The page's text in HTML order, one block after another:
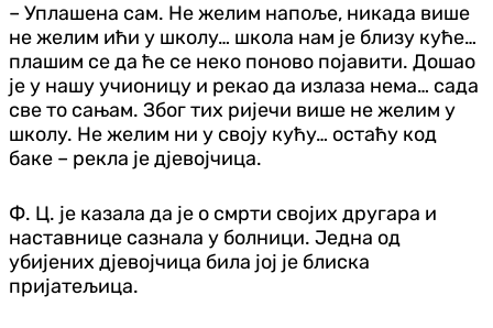
– Уплашена сам. Не желим напоље, никада више
не желим ићи у школу… школа нам је близу куће…
плашим се да ће се неко поново појавити. Дошао
је у нашу учионицу и рекао да излаза нема… сада
све то сањам. Због тих ријечи више не желим у
школу. Не желим ни у своју кућу… остаћу код
баке – рекла је дјевојчица.
Ф. Ц. је казала да је о смрти својих другара и
наставнице сазнала у болници. Једна од
убијених дјевојчица била јој је блиска
пријатељица.